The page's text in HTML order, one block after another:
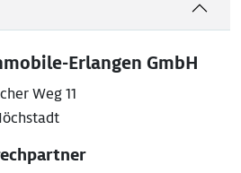
Erlangen GmbH
Weg 11